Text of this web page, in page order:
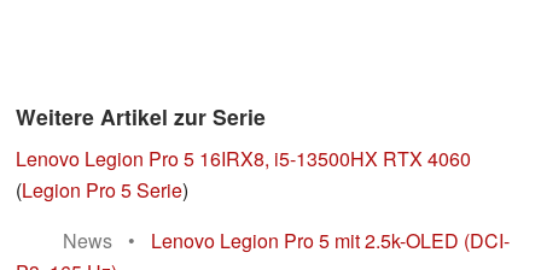
Weitere Artikel zur Serie
Lenovo Legion Pro 5 16IRX8, i5-13500HX RTX 4060
(Legion Pro 5 Serie)
News
•
Lenovo Legion Pro 5 mit 2.5k-OLED (DCI-